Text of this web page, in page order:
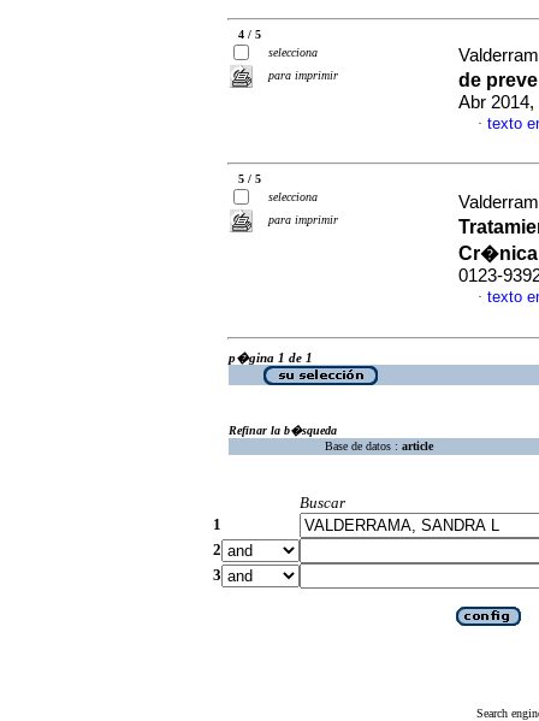
4 / 5
selecciona
para imprimir
de
Abr 2014,
· texto
5 / 5
selecciona
para imprimir
Cr�nica
0123-
· texto
p�gina 1 de 1
Refinar la b�squeda
Base de datos : article
Buscar
1
2
3
Search